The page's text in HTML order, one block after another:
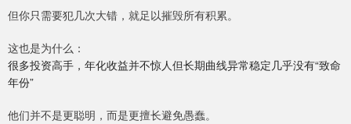
但你只需要犯几次大错，就足以摧毁所有积累。
这也是为什么：
很多投资高手，年化收益并不惊人但长期曲线异常稳定几乎没有“致命
年份”
他们并不是更聪明，而是更擅长避免愚蠢。